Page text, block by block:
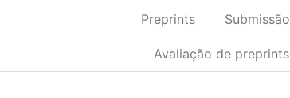
Preprints Submissão
Avaliação de preprints